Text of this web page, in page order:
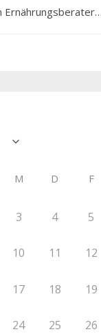
Ernährungsberater…
M D F
3 4 5
10 11 12
17 18 19
24 25 26